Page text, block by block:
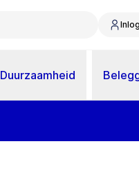
Duurzaamheid